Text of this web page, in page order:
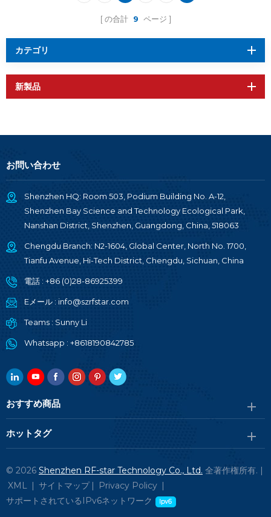
の合計 9 ページ
カテゴリ
新製品
お問い合わせ
Shenzhen HQ: Room 503, Podium Building No. A-12,
Shenzhen Bay Science and Technology Ecological Park,
Nanshan District, Shenzhen, Guangdong, China, 518063
Chengdu Branch: N2-1604, Global Center, North No. 1700,
Tianfu Avenue, Hi-Tech District, Chengdu, Sichuan, China
電話 : +86 (0)28-86925399
Eメール : info@szrfstar.com
Teams : Sunny Li
Whatsapp : +8618190842785
おすすめ商品
ホットタグ
© 2026 Shenzhen RF-star Technology Co., Ltd. 全著作権所有. |
XML | サイトマップ | Privacy Policy |
サポートされているIPv6ネットワーク